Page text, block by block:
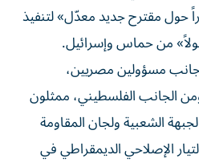
حول مقترح جديد معدّل» لتنفيذ
من حماس وإسرائيل.
مسؤولين مصريين،
الجانب الفلسطيني، ممثلون
الشعبية ولجان المقاومة
الإصلاحي الديمقراطي في